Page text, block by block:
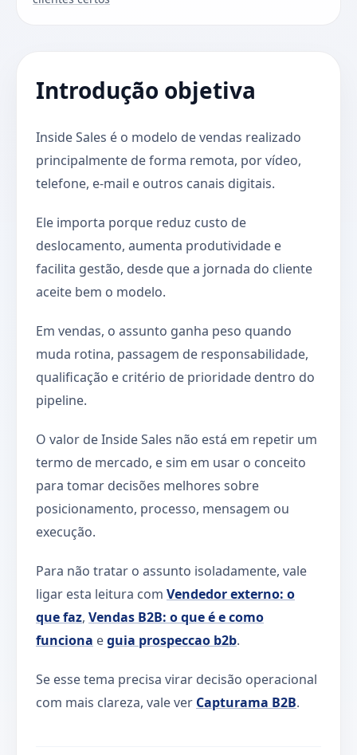
Introdução objetiva
Inside Sales é o modelo de vendas realizado
principalmente de forma remota, por vídeo,
telefone, e-mail e outros canais digitais.
Ele importa porque reduz custo de
deslocamento, aumenta produtividade e
facilita gestão, desde que a jornada do cliente
aceite bem o modelo.
Em vendas, o assunto ganha peso quando
muda rotina, passagem de responsabilidade,
qualificação e critério de prioridade dentro do
pipeline.
O valor de Inside Sales não está em repetir um
termo de mercado, e sim em usar o conceito
para tomar decisões melhores sobre
posicionamento, processo, mensagem ou
execução.
Para não tratar o assunto isoladamente, vale
ligar esta leitura com Vendedor externo: o
que faz, Vendas B2B: o que é e como
funciona eguia prospeccao b2b.
Se esse tema precisa virar decisão operacional
com mais clareza, vale ver Capturama B2B.